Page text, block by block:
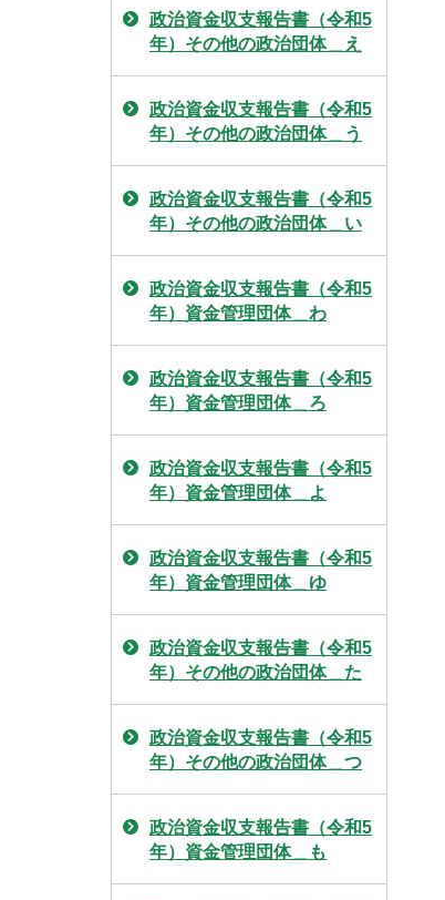
政治資金収支報告書（令和5
年）その他の政治団体＿え
政治資金収支報告書（令和5
年）その他の政治団体＿う
政治資金収支報告書（令和5
年）その他の政治団体＿い
政治資金収支報告書（令和5
年）資金管理団体＿わ
政治資金収支報告書（令和5
年）資金管理団体＿ろ
政治資金収支報告書（令和5
年）資金管理団体＿よ
政治資金収支報告書（令和5
年）資金管理団体＿ゆ
政治資金収支報告書（令和5
年）その他の政治団体＿た
政治資金収支報告書（令和5
年）その他の政治団体＿つ
政治資金収支報告書（令和5
年）資金管理団体＿も